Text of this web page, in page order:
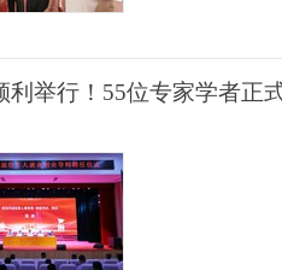
举行！55位专家学者正